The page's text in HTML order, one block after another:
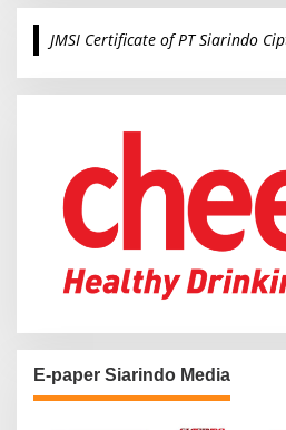
c
o
JMSI Certificate of PT Siarindo
E-paper Siarindo Media